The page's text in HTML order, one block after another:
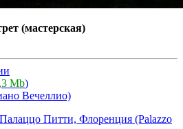
(мастерская)
Mb)
Вечеллио)
Палаццо Питти, Флоренция (Palazzo